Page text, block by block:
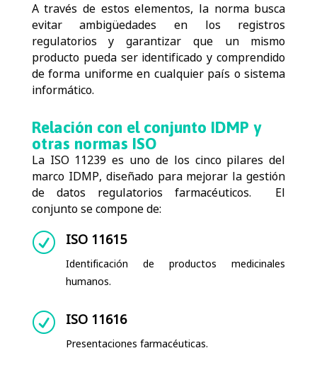
A través de estos elementos, la norma busca
evitar ambigüedades en los registros
regulatorios y garantizar que un mismo
producto pueda ser identificado y comprendido
de forma uniforme en cualquier país o sistema
informático.
Relación con el conjunto IDMP y
otras normas ISO
La ISO 11239 es uno de los cinco pilares del
marco IDMP, diseñado para mejorar la gestión
de datos regulatorios farmacéuticos.
El
conjunto se compone de:
R ISO 11615
Identificación de productos medicinales
humanos.
R ISO 11616
Presentaciones farmacéuticas.